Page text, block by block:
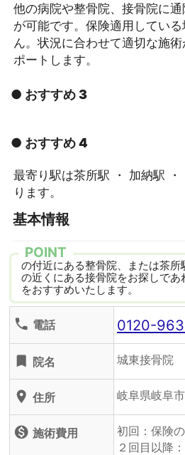
他の病院や整骨院、接骨院に
が可能です。保険適用してい
ん。状況に合わせて適切な施
ポートします。
● おすすめ 3
● おすすめ 4
最寄り駅は茶所駅 ・ 加納駅
ります。
基本情報
POINT
の付近にある整骨院、または茶所
の近くにある接骨院をお探しであ
をおすすめいたします。
phone 電話 0120-
turned_in 院名 城東接骨院
location_on 住所 岐阜県岐阜
monetization_on 施術費用
初回：保険
２回目以降